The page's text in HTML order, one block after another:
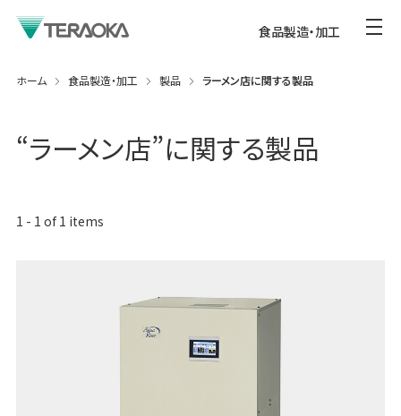
食品製造・加工
ホーム 食品製造・加工 製品 ラーメン店に関する製品
“ラーメン店”に関する製品
1 - 1 of1 items